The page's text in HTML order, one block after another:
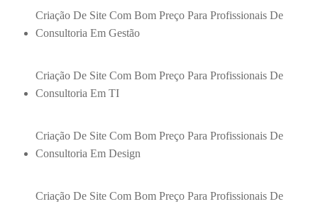
Criação De Site Com Bom Preço Para Profissionais De
Consultoria Em Gestão
Criação De Site Com Bom Preço Para Profissionais De
Consultoria Em TI
Criação De Site Com Bom Preço Para Profissionais De
Consultoria Em Design
Criação De Site Com Bom Preço Para Profissionais De